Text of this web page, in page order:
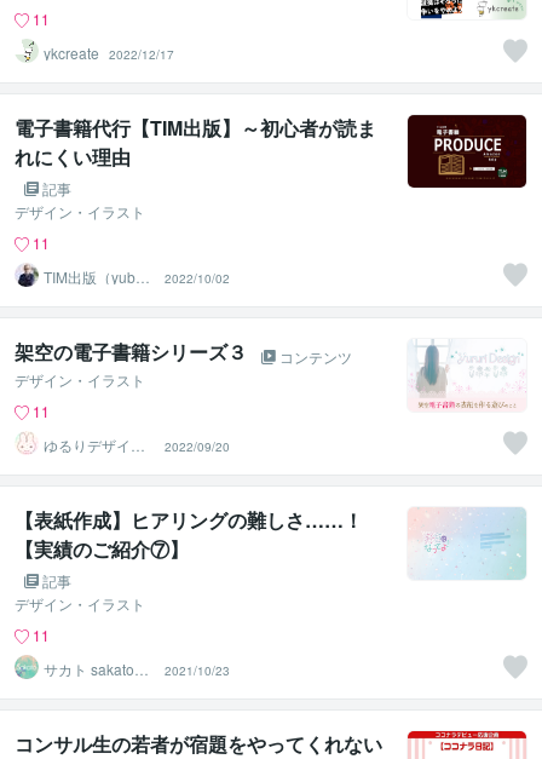
11
ykcreate
2022/12/17
電子書籍代行【TIM出版】～初心者が読ま
れにくい理由
記事
デザイン・イラスト
11
TIM出版（yubun
e0634）
2022/10/02
架空の電子書籍シリーズ３
コンテンツ
デザイン・イラスト
11
ゆるりデザイン
＠夏季休暇中
2022/09/20
【表紙作成】ヒアリングの難しさ……！
【実績のご紹介⑦】
記事
デザイン・イラスト
11
サカト sakato_d
esign
2021/10/23
コンサル生の若者が宿題をやってくれない